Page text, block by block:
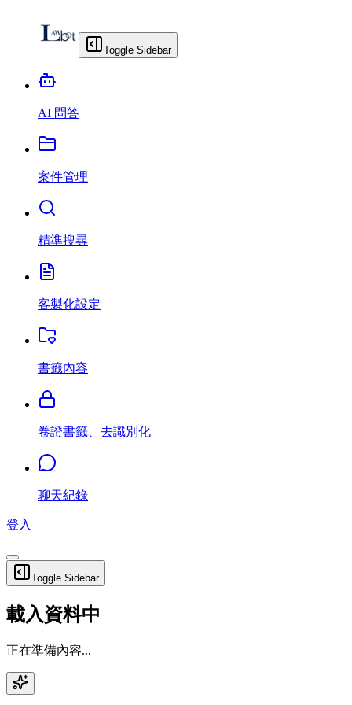
Toggle Sidebar
AI 問答
案件管理
精準搜尋
客製化設定
書籤內容
卷證書籤、去識別化
聊天紀錄
登入
Toggle Sidebar
載入資料中
正在準備內容...